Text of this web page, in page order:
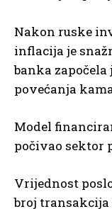
Nakon ruske
inflacija je
banka
povećanja
Model
počivao sektor
Vrijednost
broj transakcija